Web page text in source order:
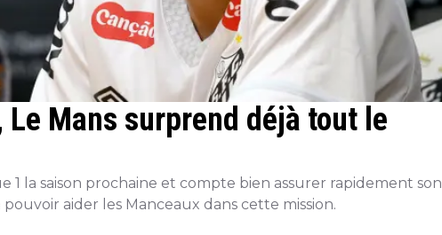
Mans surprend déjà tout le
1 la saison prochaine et compte bien assurer rapidement son
aider les Manceaux dans cette mission.